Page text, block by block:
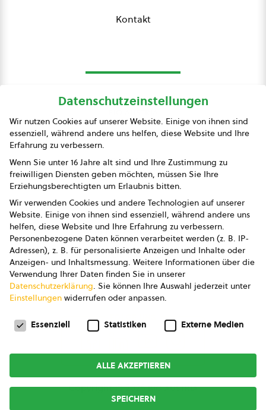
Kontakt
Presse
Impressum
Datenschutz
AGB
AGB Marketing GmbH
AGB Bildung
Newsletter
Copyright © 2026bio austria
Datenschutzeinstellungen
Wir nutzen Cookies auf unserer Website. Einige von ihnen sind
essenziell, während andere uns helfen, diese Website und Ihre
Erfahrung zu verbessern.
Wenn Sie unter 16 Jahre alt sind und Ihre Zustimmung zu
freiwilligen Diensten geben möchten, müssen Sie Ihre
Erziehungsberechtigten um Erlaubnis bitten.
Wir verwenden Cookies und andere Technologien auf unserer
Website. Einige von ihnen sind essenziell, während andere uns
helfen, diese Website und Ihre Erfahrung zu verbessern.
Personenbezogene Daten können verarbeitet werden (z. B. IP-
Adressen), z. B. für personalisierte Anzeigen und Inhalte oder
Anzeigen- und Inhaltsmessung. Weitere Informationen über die
Verwendung Ihrer Daten finden Sie in unserer
Datenschutzerklärung. Sie können Ihre Auswahl jederzeit unter
Einstellungen widerrufen oder anpassen.
Datenschutzeinstellungen
Essenziell Statistiken Externe Medien
ALLE AKZEPTIEREN
SPEICHERN